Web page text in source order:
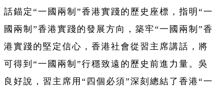
話錨定“一國兩制”香港實踐的歷史座標，指明“一
國兩制”香港實踐的發展方向，築牢“一國兩制”香
港實踐的堅定信心，香港社會從習主席講話，將
可得到“一國兩制”行穩致遠的歷史前進力量。吳
良好說，習主席用“四個必須”深刻總結了香港“一